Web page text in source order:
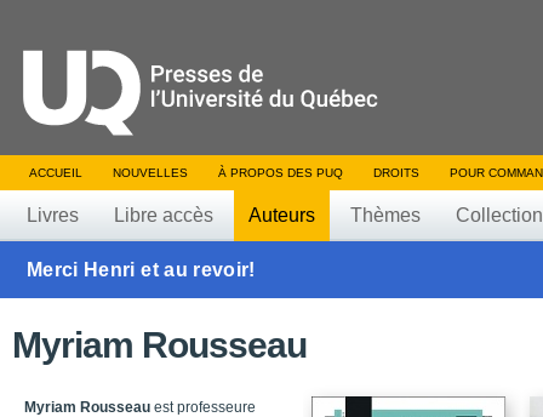
ACCUEIL NOUVELLES À PROPOS DES PUQ DROITS POUR
Livres Libre accès Auteurs Thèmes
Merci Henri et au revoir!
Myriam Rousseau
Myriam Rousseau est professeure